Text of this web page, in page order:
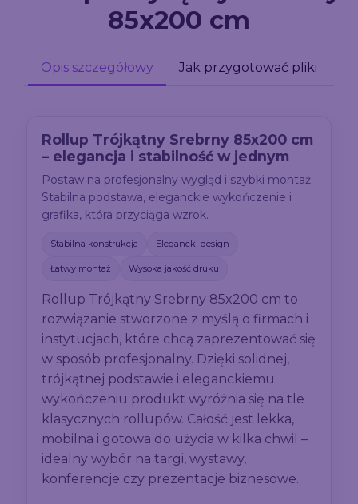
85x200 cm
Opis szczegółowy Jak przygotować pliki
Rollup Trójkątny Srebrny 85x200 cm
– elegancja i stabilność w jednym
Postaw na profesjonalny wygląd i szybki montaż.
Stabilna podstawa, eleganckie wykończenie i
grafika, która przyciąga wzrok.
Stabilna konstrukcja Elegancki design
Łatwy montaż Wysoka jakość druku
Rollup Trójkątny Srebrny 85x200 cm to
rozwiązanie stworzone z myślą o firmach i
instytucjach, które chcą zaprezentować się
w sposób profesjonalny. Dzięki solidnej,
trójkątnej podstawie i eleganckiemu
wykończeniu produkt wyróżnia się na tle
klasycznych rollupów. Całość jest lekka,
mobilna i gotowa do użycia w kilka chwil –
idealny wybór na targi, wystawy,
konferencje czy prezentacje biznesowe.